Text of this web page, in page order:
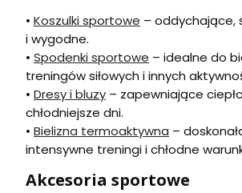
• Koszulki sportowe – oddychające,
i wygodne.
• Spodenki sportowe – idealne do
treningów siłowych i innych
• Dresy i bluzy – zapewniające
chłodniejsze dni.
• Bielizna termoaktywna –
intensywne treningi i chłodne
Akcesoria sportowe